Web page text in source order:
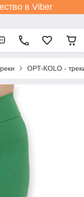
в Viber
OPT-KOLO -